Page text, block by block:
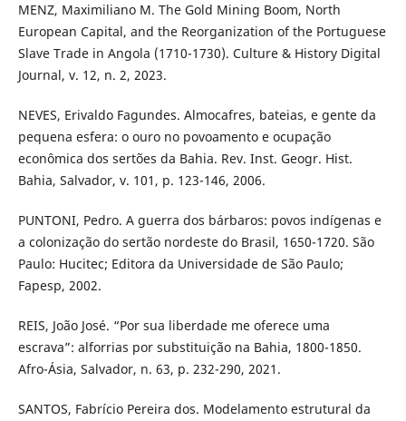
MENZ, Maximiliano M. The Gold Mining Boom, North
European Capital, and the Reorganization of the Portuguese
Slave Trade in Angola (1710-1730). Culture & History Digital
Journal, v. 12, n. 2, 2023.
NEVES, Erivaldo Fagundes. Almocafres, bateias, e gente da
pequena esfera: o ouro no povoamento e ocupação
econômica dos sertões da Bahia. Rev. Inst. Geogr. Hist.
Bahia, Salvador, v. 101, p. 123-146, 2006.
PUNTONI, Pedro. A guerra dos bárbaros: povos indígenas e
a colonização do sertão nordeste do Brasil, 1650-1720. São
Paulo: Hucitec; Editora da Universidade de São Paulo;
Fapesp, 2002.
REIS, João José. “Por sua liberdade me oferece uma
escrava”: alforrias por substituição na Bahia, 1800-1850.
Afro-Ásia, Salvador, n. 63, p. 232-290, 2021.
SANTOS, Fabrício Pereira dos. Modelamento estrutural da